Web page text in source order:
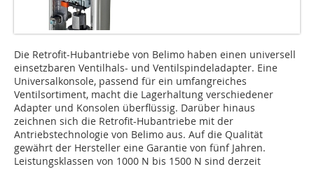
Die Retrofit-Hubantriebe von Belimo haben einen universell
einsetzbaren Ventilhals- und Ventilspindeladapter. Eine
Universalkonsole, passend für ein umfangreiches
Ventilsortiment, macht die Lagerhaltung verschiedener
Adapter und Konsolen überflüssig. Darüber hinaus
zeichnen sich die Retrofit-Hubantriebe mit der
Antriebstechnologie von Belimo aus. Auf die Qualität
gewährt der Hersteller eine Garantie von fünf Jahren.
Leistungsklassen von 1000 N bis 1500 N sind derzeit